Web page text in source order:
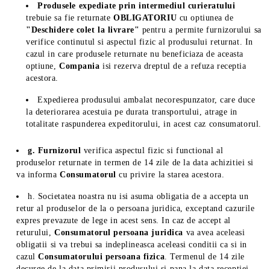
Produsele expediate prin intermediul curieratului
trebuie sa fie returnate OBLIGATORIU cu optiunea de
"Deschidere colet la livrare" pentru a permite furnizorului sa
verifice continutul si aspectul fizic al produsului returnat. In
cazul in care produsele returnate nu beneficiaza de aceasta
optiune,Companiaisi rezerva dreptul de a refuza receptia
acestora.
Expedierea produsului ambalat necorespunzator, care duce
la deteriorarea acestuia pe durata transportului, atrage in
totalitate raspunderea expeditorului, in acest caz consumatorul.
g. Furnizorul verifica aspectul fizic si functional al
produselor returnate in termen de 14 zile de la data achizitiei si
va informaConsumatorulcu privire la starea acestora.
h. Societatea noastra nu isi asuma obligatia de a accepta un
retur al produselor de la o persoana juridica, exceptand cazurile
expres prevazute de lege in acest sens. In caz de accept al
returului,Consumatorul persoana juridica va avea aceleasi
obligatii si va trebui sa indeplineasca aceleasi conditii ca si in
cazul Consumatorului persoana fizica. Termenul de 14 zile